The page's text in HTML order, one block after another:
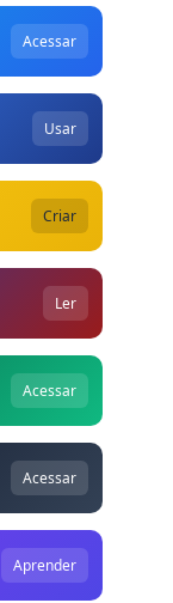
Acessar
Usar
Criar
Ler
Acessar
Acessar
Aprender